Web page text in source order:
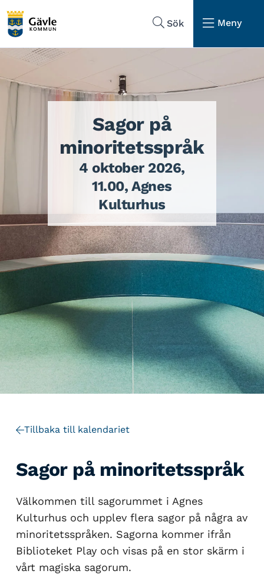
Sök
Meny
Sagor på
minoritetsspråk
4 oktober 2026,
11.00, Agnes
Kulturhus
Tillbaka till kalendariet
Sagor på minoritetsspråk
Välkommen till sagorummet i Agnes
Kulturhus och upplev flera sagor på några av
minoritetsspråken. Sagorna kommer ifrån
Biblioteket Play och visas på en stor skärm i
vårt magiska sagorum.